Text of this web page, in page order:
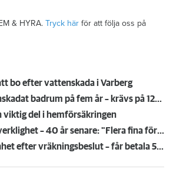
& HYRA. Tryck här för att följa oss på
bo efter vattenskada i Varberg
Anmälde inte vattenskadat badrum på fem år – krävs på 125 000 kronor
viktig del i hemförsäkringen
Kompisdealen blev verklighet – 40 år senare: "Flera fina fördelar med att dela bostad"
Kvinna kapade lägenhet efter vräkningsbeslut – får betala 50 000